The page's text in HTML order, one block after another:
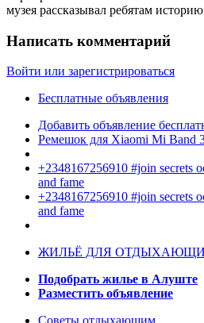
музея рассказывал ребятам
Написать комментарий
Войти или зарегистрироваться
Бесплатные объявления
Добавить объявление
Ремешок для Xiaomi Mi Band
+2348167256910 #join secrets
and fame
+2348167256910 #join secrets
and fame
ЖИЛЬЁ ДЛЯ
Подобрать жилье в Алуште
Разместить объявление